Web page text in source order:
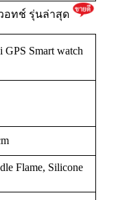
อทช์ รุ่นล่าสุด
Smart watch
Flame, Silicone